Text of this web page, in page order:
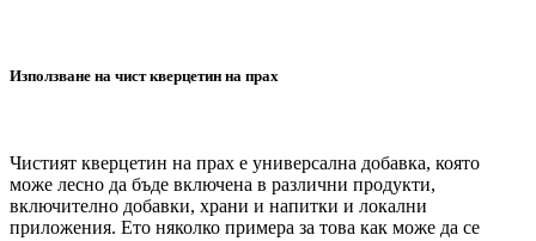
Използване на чист кверцетин на прах
Чистият кверцетин на прах е универсална добавка, която
може лесно да бъде включена в различни продукти,
включително добавки, храни и напитки и локални
приложения. Ето няколко примера за това как може да се